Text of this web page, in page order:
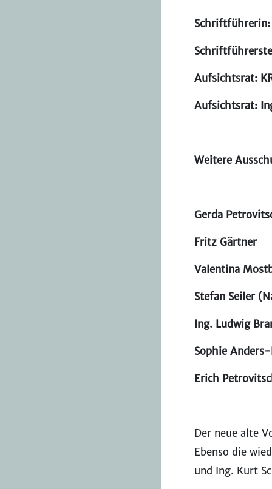
Schriftführerin:
Aufsichtsrat:
Aufsichtsrat:
Weitere
Gerda
Fritz Gärtner
Valentina
Stefan Seiler
Ing. Ludwig
Sophie
Erich
Der neue alte
Ebenso die
und Ing. Kurt